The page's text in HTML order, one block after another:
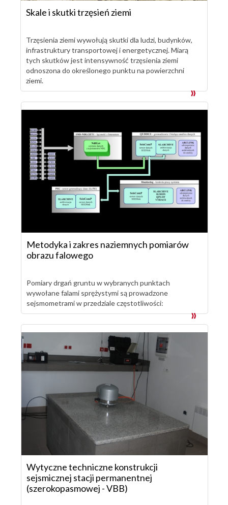
Skale i skutki trzęsień ziemi
Trzęsienia ziemi wywołują skutki dla ludzi, budynków,
infrastruktury transportowej i energetycznej. Miarą
tych skutków jest intensywność trzęsienia ziemi
odnoszona do określonego punktu na powierzchni
ziemi.
Metodyka i zakres naziemnych pomiarów
obrazu falowego
Pomiary drgań gruntu w wybranych punktach
wywołane falami sprężystymi są prowadzone
sejsmometrami w przedziale częstotliwości:
Wytyczne techniczne konstrukcji
sejsmicznej stacji permanentnej
(szerokopasmowej - VBB)